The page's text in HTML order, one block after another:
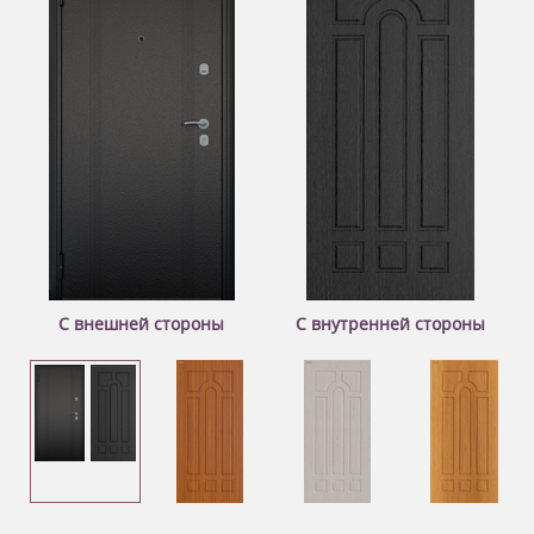
С внешней стороны С внутренней стороны